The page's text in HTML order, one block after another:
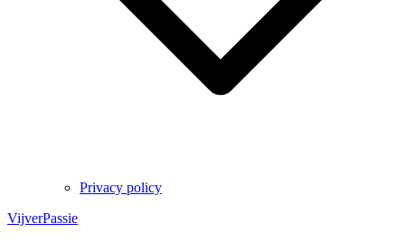
Privacy policy
VijverPassie